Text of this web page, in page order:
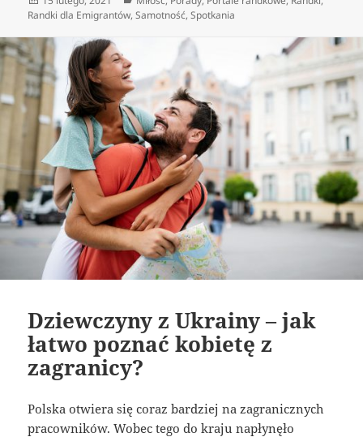
publikacji
Randki dla Emigrantów,Samotność,Spotkania
Dziewczyny z Ukrainy – jak
łatwo poznać kobietę z
zagranicy?
Polska otwiera się coraz bardziej na zagranicznych
pracowników. Wobec tego do kraju napłynęło